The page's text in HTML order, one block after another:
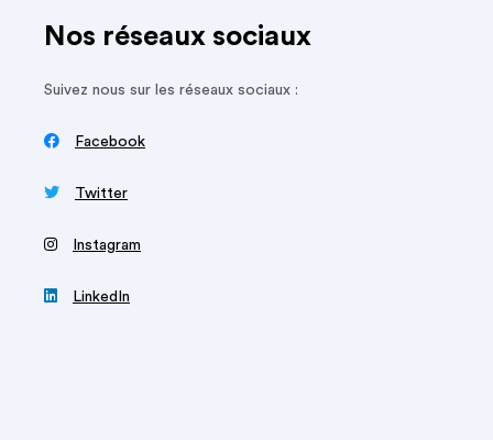
Nos réseaux sociaux
Suivez nous sur les réseaux sociaux :
 Facebook
 Twitter
‍ Instagram
 LinkedIn